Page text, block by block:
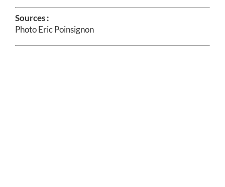
Sources :
Photo Eric Poinsignon